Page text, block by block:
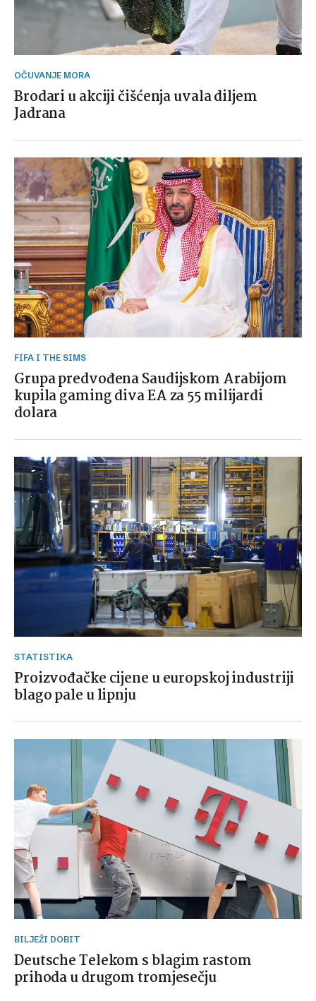
OČUVANJE MORA
Brodari u akciji čišćenja uvala diljem
Jadrana
FIFA I THE SIMS
Grupa predvođena Saudijskom Arabijom
kupila gaming diva EA za 55 milijardi
dolara
STATISTIKA
Proizvođačke cijene u europskoj industriji
blago pale u lipnju
BILJEŽI DOBIT
Deutsche Telekom s blagim rastom
prihoda u drugom tromjesečju